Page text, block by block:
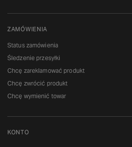
ZAMÓWIENIA
Status zamówienia
Śledzenie przesyłki
Chcę zareklamować produkt
Chcę zwrócić produkt
Chcę wymienić towar
KONTO